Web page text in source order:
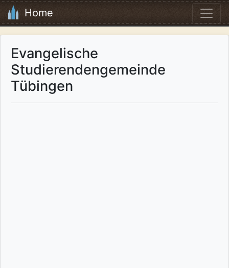
Home
Evangelische
Studierendengemeinde
Tübingen